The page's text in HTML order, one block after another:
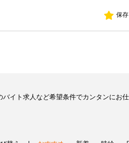
保存
イト求人など希望条件でカンタンにお